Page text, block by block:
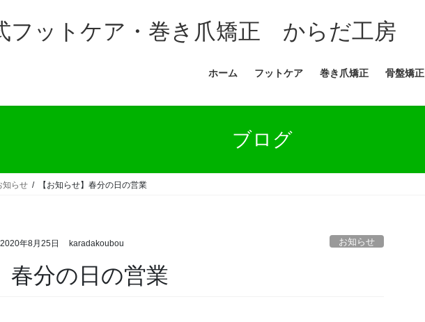
フットケア・巻き爪矯正 からだ工房
ホーム フットケア 巻き爪矯正 骨盤矯正
ブログ
知らせ 【お知らせ】春分の日の営業
2020年8月25日 karadakoubou お知らせ
春分の日の営業